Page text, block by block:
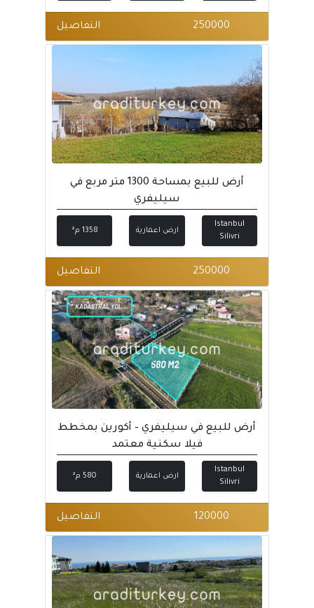
250000 التفاصيل
أرض للبيع بمساحة 1300 متر مربع في
سيليفري
Istanbul
Silivri
ارض اعمارية 1358 م²
250000 التفاصيل
أرض للبيع في سيليفري – أكورين بمخطط
فيلا سكنية معتمد
Istanbul
Silivri
ارض اعمارية 580 م²
120000 التفاصيل